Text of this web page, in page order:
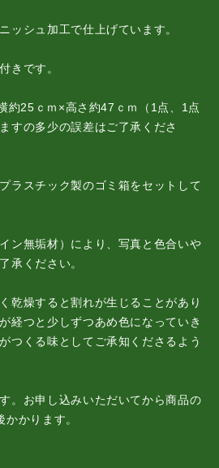
ッシュ加工で仕上げています。
きです。
約25ｃｍ×高さ約47ｃｍ（1点、1点
すの多少の誤差はご了承くださ
ラスチック製のゴミ箱をセットして
ン無垢材）により、写真と色合いや
承ください。
乾燥すると割れが生じることがあり
経つと少しずつあめ色になっていき
つくる味としてご承知くださるよう
。お申し込みいただいてから商品の
かります。